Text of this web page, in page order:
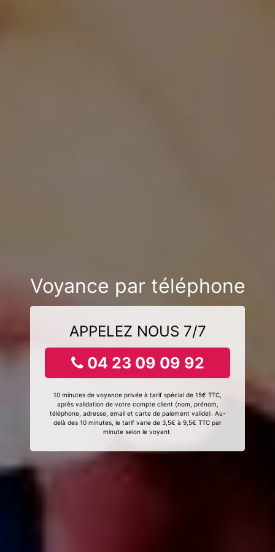
Voyance par téléphone
APPELEZ NOUS 7/7
04 23 09 09 92
10 minutes de voyance privée à tarif spécial de 15€ TTC,
après validation de votre compte client (nom, prénom,
téléphone, adresse, email et carte de paiement valide). Au-
delà des 10 minutes, le tarif varie de 3,5€ à 9,5€ TTC par
minute selon le voyant.